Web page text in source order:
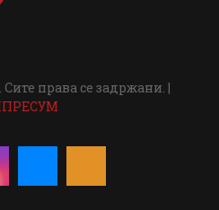
права се задржани. |